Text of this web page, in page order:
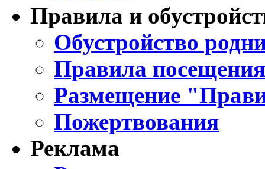
Правила и
Обустройство
Правила
Размещение
Пожертвования
Реклама